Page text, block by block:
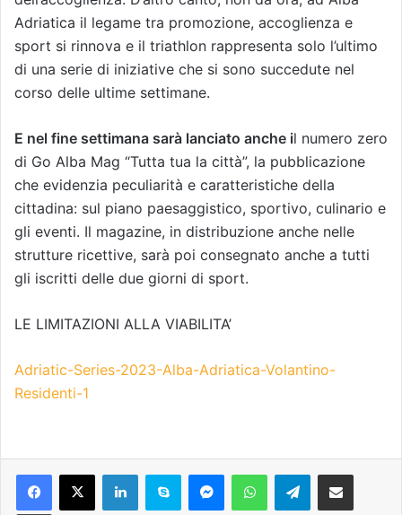
Adriatica il legame tra promozione, accoglienza e
sport si rinnova e il triathlon rappresenta solo l’ultimo
di una serie di iniziative che si sono succedute nel
corso delle ultime settimane.
E nel fine settimana sarà lanciato anche il numero zero
di Go Alba Mag “Tutta tua la città”, la pubblicazione
che evidenzia peculiarità e caratteristiche della
cittadina: sul piano paesaggistico, sportivo, culinario e
gli eventi. Il magazine, in distribuzione anche nelle
strutture ricettive, sarà poi consegnato anche a tutti
gli iscritti delle due giorni di sport.
LE LIMITAZIONI ALLA VIABILITA’
Adriatic-Series-2023-Alba-Adriatica-Volantino-
Residenti-1
Telegram